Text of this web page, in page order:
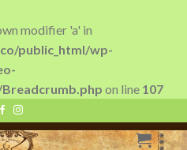
modifier 'a' in
public_html/wp-
on line 107